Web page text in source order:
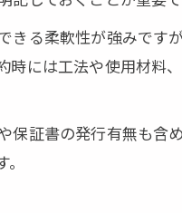
きる柔軟性が強みで
時には工法や使用材
保証書の発行有無も